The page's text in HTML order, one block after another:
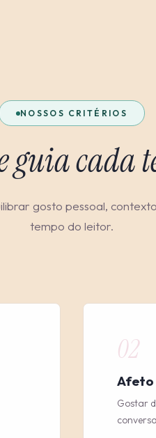
NOSSOS CRITÉRIOS
guia cada
gosto pessoal,
tempo do leitor.
02
Afeto
Gostar